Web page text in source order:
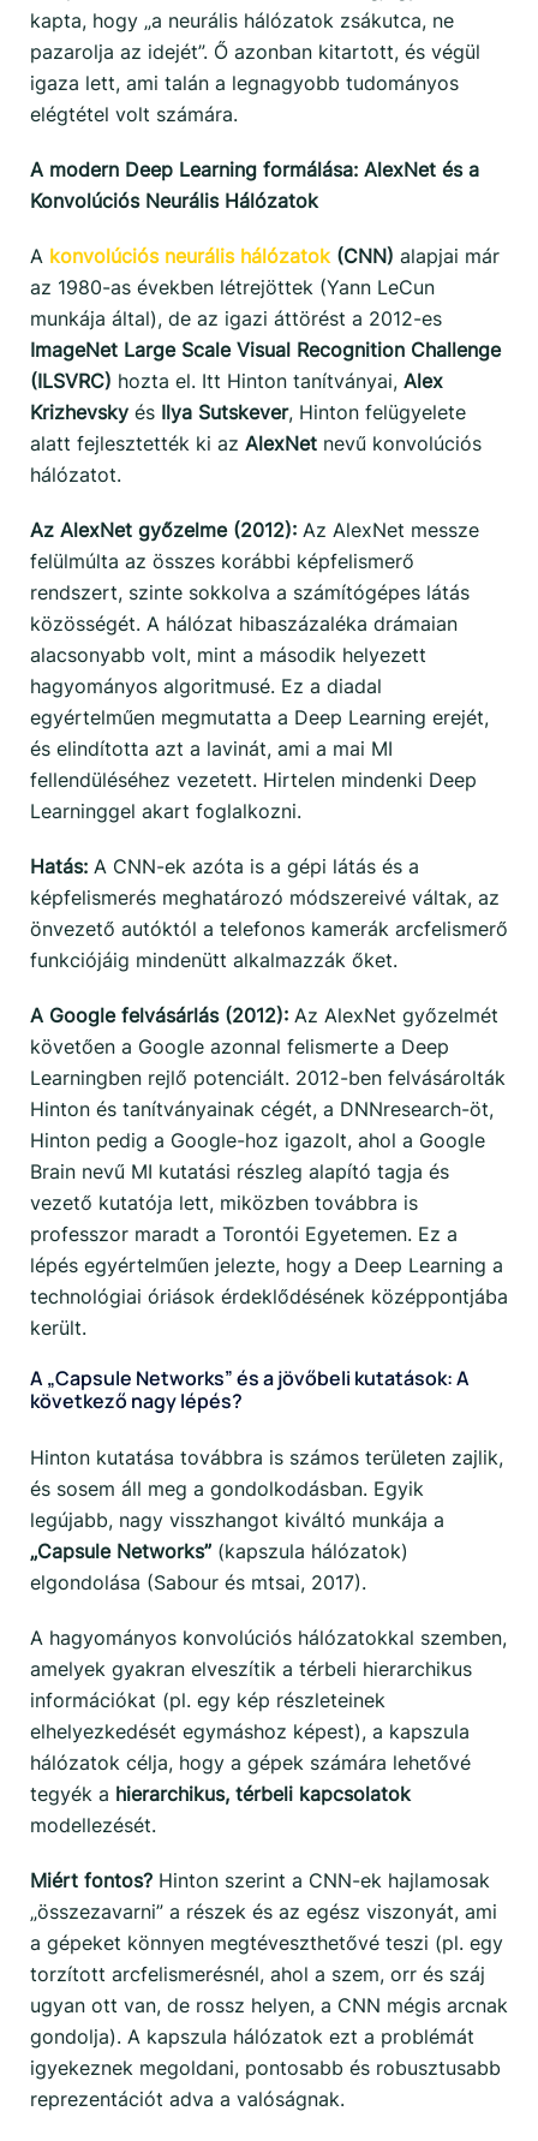
kapta, hogy „a neurális hálózatok zsákutca, ne
pazarolja az idejét”. Ő azonban kitartott, és végül
igaza lett, ami talán a legnagyobb tudományos
elégtétel volt számára.
A modern Deep Learning formálása: AlexNet és a
Konvolúciós Neurális Hálózatok
A konvolúciós neurális hálózatok(CNN) alapjai már
az 1980-as években létrejöttek (Yann LeCun
munkája által), de az igazi áttörést a 2012-es
ImageNet Large Scale Visual Recognition Challenge
(ILSVRC) hozta el. Itt Hinton tanítványai, Alex
Krizhevsky és Ilya Sutskever, Hinton felügyelete
alatt fejlesztették ki az AlexNet nevű konvolúciós
hálózatot.
Az AlexNet győzelme (2012): Az AlexNet messze
felülmúlta az összes korábbi képfelismerő
rendszert, szinte sokkolva a számítógépes látás
közösségét. A hálózat hibaszázaléka drámaian
alacsonyabb volt, mint a második helyezett
hagyományos algoritmusé. Ez a diadal
egyértelműen megmutatta a Deep Learning erejét,
és elindította azt a lavinát, ami a mai MI
fellendüléséhez vezetett. Hirtelen mindenki Deep
Learninggel akart foglalkozni.
Hatás: A CNN-ek azóta is a gépi látás és a
képfelismerés meghatározó módszereivé váltak, az
önvezető autóktól a telefonos kamerák arcfelismerő
funkciójáig mindenütt alkalmazzák őket.
A Google felvásárlás (2012): Az AlexNet győzelmét
követően a Google azonnal felismerte a Deep
Learningben rejlő potenciált. 2012-ben felvásárolták
Hinton és tanítványainak cégét, a DNNresearch-öt,
Hinton pedig a Google-hoz igazolt, ahol a Google
Brain nevű MI kutatási részleg alapító tagja és
vezető kutatója lett, miközben továbbra is
professzor maradt a Torontói Egyetemen. Ez a
lépés egyértelműen jelezte, hogy a Deep Learning a
technológiai óriások érdeklődésének középpontjába
került.
A „Capsule Networks” és a jövőbeli kutatások: A
következő nagy lépés?
Hinton kutatása továbbra is számos területen zajlik,
és sosem áll meg a gondolkodásban. Egyik
legújabb, nagy visszhangot kiváltó munkája a
„Capsule Networks” (kapszula hálózatok)
elgondolása (Sabour és mtsai, 2017).
A hagyományos konvolúciós hálózatokkal szemben,
amelyek gyakran elveszítik a térbeli hierarchikus
információkat (pl. egy kép részleteinek
elhelyezkedését egymáshoz képest), a kapszula
hálózatok célja, hogy a gépek számára lehetővé
tegyék a hierarchikus, térbeli kapcsolatok
modellezését.
Miért fontos? Hinton szerint a CNN-ek hajlamosak
„összezavarni” a részek és az egész viszonyát, ami
a gépeket könnyen megtéveszthetővé teszi (pl. egy
torzított arcfelismerésnél, ahol a szem, orr és száj
ugyan ott van, de rossz helyen, a CNN mégis arcnak
gondolja). A kapszula hálózatok ezt a problémát
igyekeznek megoldani, pontosabb és robusztusabb
reprezentációt adva a valóságnak.